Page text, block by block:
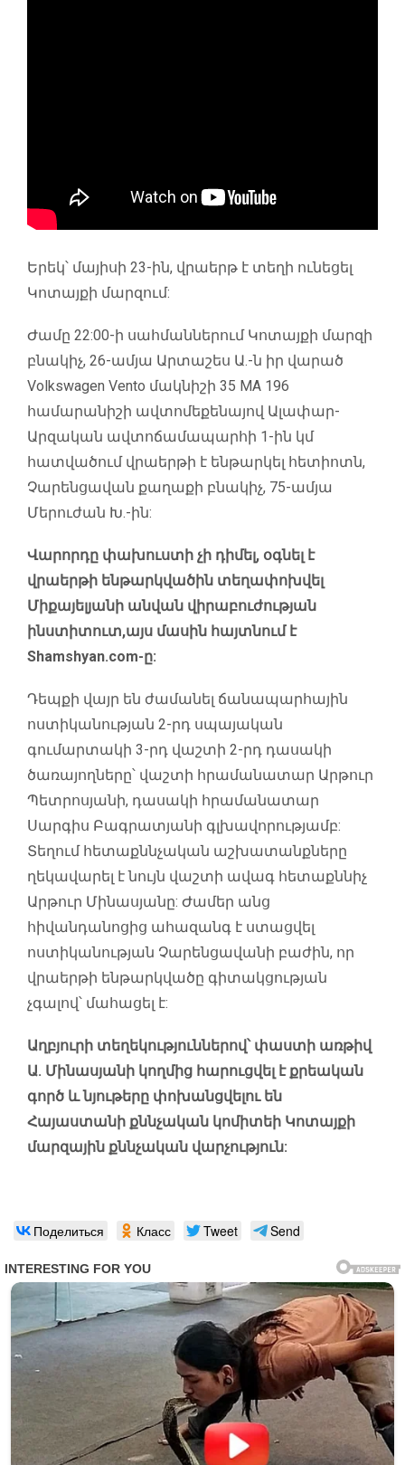
Երեկ՝ մայիսի 23-ին, վրաերթ է տեղի ունեցել
Կոտայքի մարզում:
Ժամը 22:00-ի սահմաններում Կոտայքի մարզի
բնակիչ, 26-ամյա Արտաշես Ա.-ն իր վարած
Volkswagen Vento մակնիշի 35 MA 196
համարանիշի ավտոմեքենայով Ալափար-
Արզական ավտոճամապարհի 1-ին կմ
հատվածում վրաերթի է ենթարկել հետիոտն,
Չարենցավան քաղաքի բնակիչ, 75-ամյա
Մերուժան Խ.-ին:
Վարորդը փախուստի չի դիմել, օգնել է
վրաերթի ենթարկվածին տեղափոխվել
Միքայելյանի անվան վիրաբուժության
ինստիտուտ,այս մասին հայտնում է
Shamshyan.com-ը:
Դեպքի վայր են ժամանել ճանապարհային
ոստիկանության 2-րդ սպայական
գումարտակի 3-րդ վաշտի 2-րդ դասակի
ծառայողները՝ վաշտի հրամանատար Արթուր
Պետրոսյանի, դասակի հրամանատար
Սարգիս Բագրատյանի գլխավորությամբ:
Տեղում հետաքննչական աշխատանքները
ղեկավարել է նույն վաշտի ավագ հետաքննիչ
Արթուր Մինասյանը: Ժամեր անց
հիվանդանոցից ահազանգ է ստացվել
ոստիկանության Չարենցավանի բաժին, որ
վրաերթի ենթարկվածը գիտակցության
չգալով՝ մահացել է:
Աղբյուրի տեղեկություններով՝ փաստի առթիվ
Ա. Մինասյանի կողմից հարուցվել է քրեական
գործ և նյութերը փոխանցվելու են
Հայաստանի քննչական կոմիտեի Կոտայքի
մարզային քննչական վարչություն:
Поделиться Класс Tweet Send